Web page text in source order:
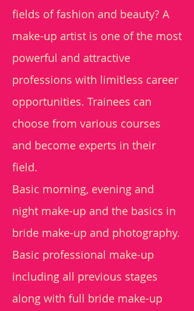
fields of fashion and beauty? A
make-up artist is one of the most
powerful and attractive
professions with limitless career
opportunities. Trainees can
choose from various courses
and become experts in their
field.
Basic morning, evening and
night make-up and the basics in
bride make-up and photography.
Basic professional make-up
including all previous stages
along with full bride make-up